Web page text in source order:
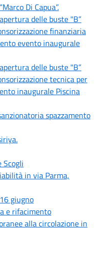
Di Capua”.
delle buste "B”
finanziaria
evento inaugurale
delle buste "B”
tecnica per
inaugurale Piscina
spazzamento
Scogli
in via Parma,
giugno
e rifacimento
alla circolazione in